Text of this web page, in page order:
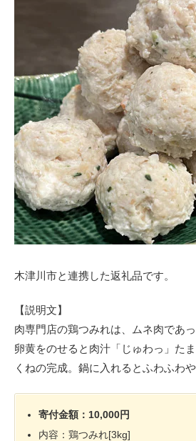
木津川市と連携した返礼品です。
【説明文】
肉専門店の鶏つみれは、ムネ肉であ
卵黄をのせると肉汁「じゅわっ」た
くねの完成。鍋に入れるとふわふわや
寄付金額：10,000円
内容：鶏つみれ[3kg]